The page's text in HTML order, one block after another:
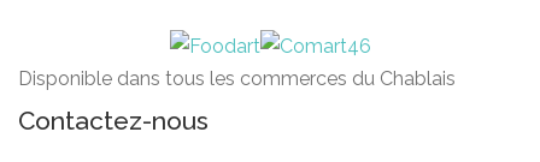
Disponible dans tous les commerces du Chablais
Contactez-nous